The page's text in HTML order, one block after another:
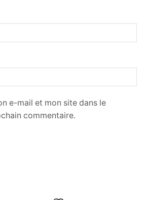
e-mail et mon site dans le
commentaire.